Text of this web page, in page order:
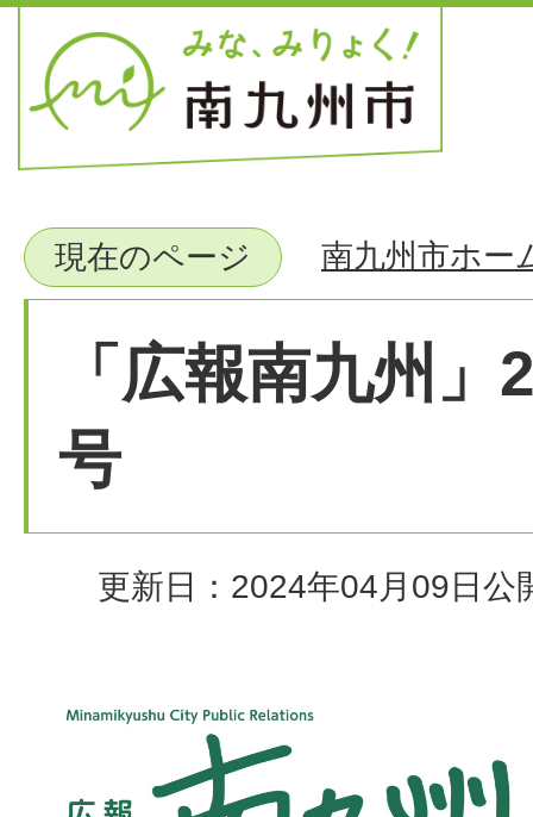
現在のページ 南九州市ホー
「広報南九州」
号
更新日：2024年04月09日 公